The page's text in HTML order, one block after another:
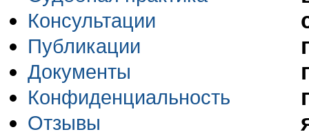
Консультации
Публикации
Документы
Конфиденциальность
Отзывы